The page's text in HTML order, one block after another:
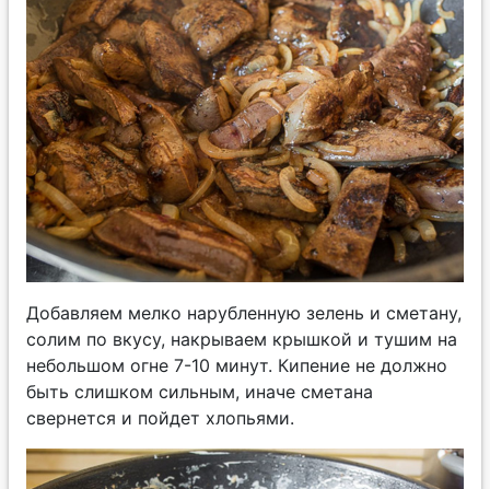
Добавляем мелко нарубленную зелень и сметану,
солим по вкусу, накрываем крышкой и тушим на
небольшом огне 7-10 минут. Кипение не должно
быть слишком сильным, иначе сметана
свернется и пойдет хлопьями.